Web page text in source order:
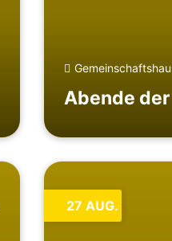
Abende
27 AUG.